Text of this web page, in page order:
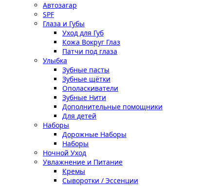
Автозагар
SPF
Глаза и Губы
Уход для Губ
Кожа Вокруг Глаз
Патчи под глаза
Улыбка
Зубные пасты
Зубные щётки
Ополаскиватели
Зубные Нити
Дополнительные помощники
Для детей
Наборы
Дорожные Наборы
Наборы
Ночной Уход
Увлажнение и Питание
Кремы
Сыворотки / Эссенции